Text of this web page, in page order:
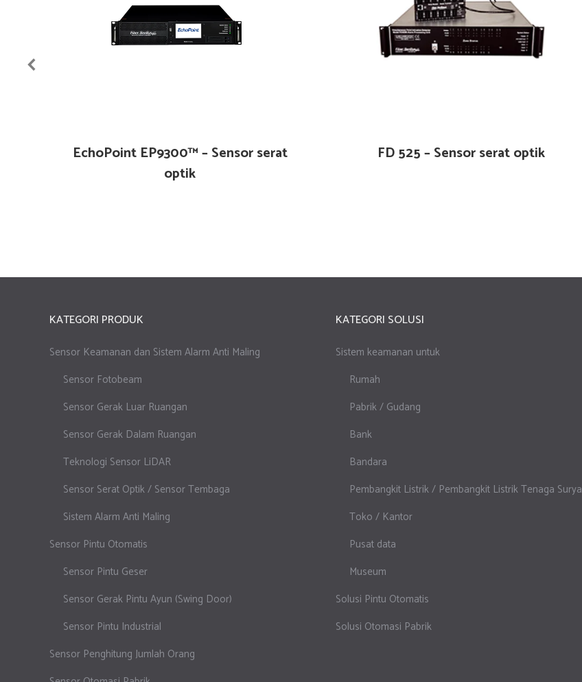
EchoPoint EP9300™ – Sensor serat
optik
FD 525 – Sensor serat optik
KATEGORI PRODUK
Sensor Keamanan dan Sistem Alarm Anti Maling
Sensor Fotobeam
Sensor Gerak Luar Ruangan
Sensor Gerak Dalam Ruangan
Teknologi Sensor LiDAR
Sensor Serat Optik / Sensor Tembaga
Sistem Alarm Anti Maling
Sensor Pintu Otomatis
Sensor Pintu Geser
Sensor Gerak Pintu Ayun (Swing Door)
Sensor Pintu Industrial
Sensor Penghitung Jumlah Orang
KATEGORI SOLUSI
Sistem keamanan untuk
Rumah
Pabrik / Gudang
Bank
Bandara
Pembangkit Listrik / Pembangkit Listrik Tenaga Surya
Toko / Kantor
Pusat data
Museum
Solusi Pintu Otomatis
Solusi Otomasi Pabrik